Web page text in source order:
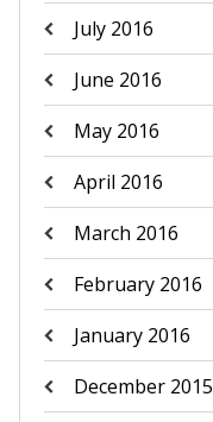
July 2016
June 2016
May 2016
April 2016
March 2016
February 2016
January 2016
December 2015